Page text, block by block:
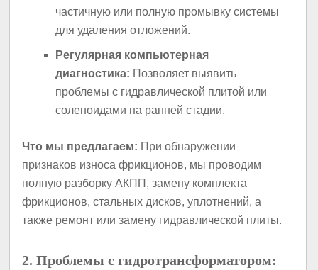
частичную или полную промывку системы
для удаления отложений.
Регулярная компьютерная
диагностика: Позволяет выявить
проблемы с гидравлической плитой или
соленоидами на ранней стадии.
Что мы предлагаем: При обнаружении
признаков износа фрикционов, мы проводим
полную разборку АКПП, замену комплекта
фрикционов, стальных дисков, уплотнений, а
также ремонт или замену гидравлической плиты.
2. Проблемы с гидротрансформатором: